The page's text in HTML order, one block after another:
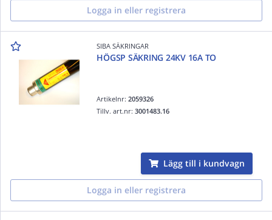
Logga in eller registrera
SIBA SÄKRINGAR
HÖGSP SÄKRING 24KV 16A TO
Artikelnr:2059326
Tillv. art.nr:3001483.16
Lägg till i kundvagn
Logga in eller registrera